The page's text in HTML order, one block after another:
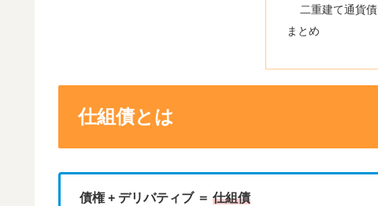
二重建て通貨債
まとめ
仕組債とは
債権 + デリバティブ ＝ 仕組債